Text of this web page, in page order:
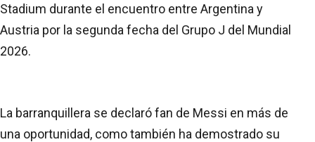
Stadium durante el encuentro entre Argentina y
Austria por la segunda fecha del Grupo J del Mundial
2026.
La barranquillera se declaró fan de Messi en más de
una oportunidad, como también ha demostrado su